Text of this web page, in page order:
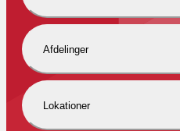
Afdelinger
Lokationer